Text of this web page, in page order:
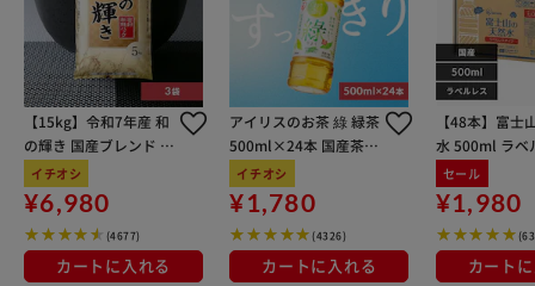
小銭入れ×1
【15kg】令和7年産 和
の輝き 国産ブレンド 5
kg×3袋
イチオシ
¥6,980
(4677)
カートに入れる
アイリスのお茶 綠 緑茶
500ml×24本 国産茶葉
100％使用
イチオシ
¥1,780
(4326)
カートに入れる
【48本】富士
水 500ml ラベ
セール
¥1,980
カート